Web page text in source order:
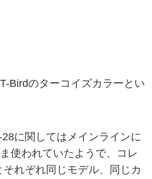
Birdのターコイズカラーとい
に関してはメインラインに
使われていたようで、コレ
れぞれ同じモデル、同じカ